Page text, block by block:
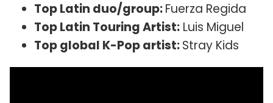
Top Latin duo/group:Fuerza Regida
Top Latin Touring Artist: Luis Miguel
Top global K-Pop artist:Stray Kids